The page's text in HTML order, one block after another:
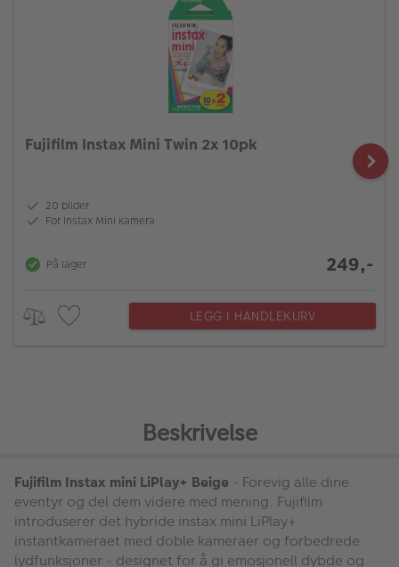
Fujifilm Instax Mini Twin 2x 10pk
20 bilder
For Instax Mini kamera
På lager 249,-
LEGG I HANDLEKURV
Beskrivelse
Fujifilm Instax mini LiPlay+ Beige - Forevig alle dine
eventyr og del dem videre med mening. Fujifilm
introduserer det hybride instax mini LiPlay+
instantkameraet med doble kameraer og forbedrede
lydfunksjoner - designet for å gi emosjonell dybde og